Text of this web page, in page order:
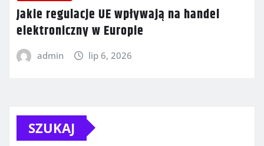
Jakie regulacje UE wpływają na handel
elektroniczny w Europie
admin lip 6, 2026
SZUKAJ